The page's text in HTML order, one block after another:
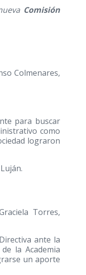
Comisión
Colmenares,
para buscar
como
lograron
Torres,
ante la
la Academia
un aporte